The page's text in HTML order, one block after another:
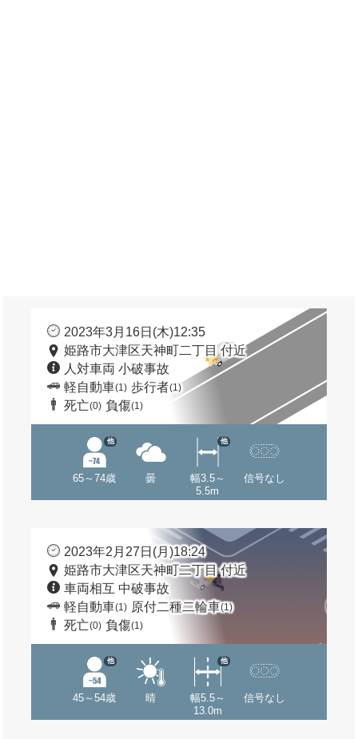
2023年3月16日(木)12:35
姫路市大津区天神町二丁目 付近
人対車両 小破事故
軽自動車(1) 歩行者(1)
死亡(0) 負傷(1)
65～74歳
他
曇
幅3.5～
5.5m
他
信号なし
2023年2月27日(月)18:24
姫路市大津区天神町二丁目 付近
車両相互 中破事故
軽自動車(1) 原付二種二輪車(1)
死亡(0) 負傷(1)
45～54歳
他
晴
幅5.5～
13.0m
他
信号なし